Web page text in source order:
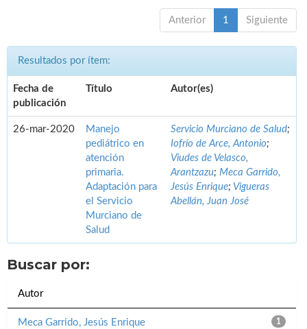
Anterior 1 Siguiente
Resultados por ítem:
Fecha de
publicación
Título Autor(es)
26-mar-2020
Manejo
pediátrico en
atención
primaria.
Adaptación para
el Servicio
Murciano de
Salud
Servicio Murciano de Salud;
Iofrío de Arce, Antonio;
Viudes de Velasco,
Arantzazu; Meca Garrido,
Jesús Enrique; Vigueras
Abellán, Juan José
Buscar por:
Autor
1
Meca Garrido, Jesús Enrique